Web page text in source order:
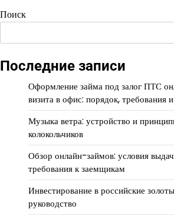
Поиск
Последние записи
Оформление займа под залог ПТС
визита в офис: порядок, требования
Музыка ветра: устройство и
колокольчиков
Обзор онлайн-займов: условия
требования к заемщикам
Инвестирование в российские
руководство